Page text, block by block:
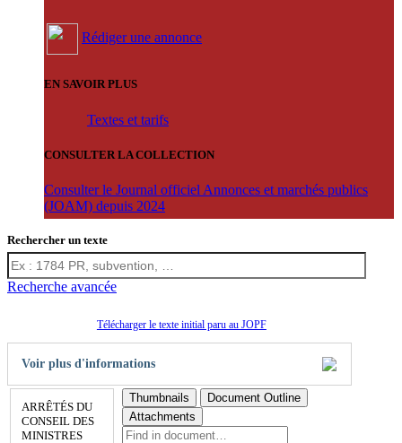
Rédiger une annonce
EN SAVOIR PLUS
Textes et tarifs
CONSULTER LA COLLECTION
Consulter le Journal officiel Annonces et marchés publics
(JOAM) depuis 2024
Rechercher un texte
Recherche avancée
Télécharger le texte initial paru au JOPF
Voir plus d'informations
ARRÊTÉS DU
CONSEIL DES
MINISTRES
Thumbnails
Document Outline
Attachments